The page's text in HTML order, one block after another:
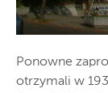
Ponowne
otrzymali w